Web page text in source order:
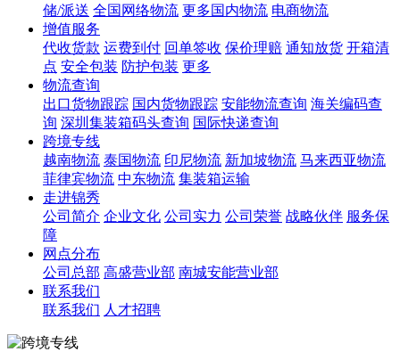
储/派送 全国网络物流 更多国内物流 电商物流
增值服务
代收货款 运费到付 回单签收 保价理赔 通知放货 开箱清
点 安全包装 防护包装 更多
物流查询
出口货物跟踪 国内货物跟踪 安能物流查询 海关编码查
询 深圳集装箱码头查询 国际快递查询
跨境专线
越南物流 泰国物流 印尼物流 新加坡物流 马来西亚物流
菲律宾物流 中东物流 集装箱运输
走进锦秀
公司简介 企业文化 公司实力 公司荣誉 战略伙伴 服务保
障
网点分布
公司总部 高盛营业部 南城安能营业部
联系我们
联系我们 人才招聘